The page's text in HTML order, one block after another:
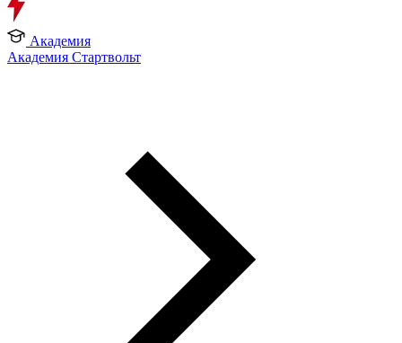
Академия
Академия Стартвольт